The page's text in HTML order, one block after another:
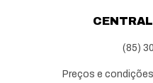
(85)
Preços e